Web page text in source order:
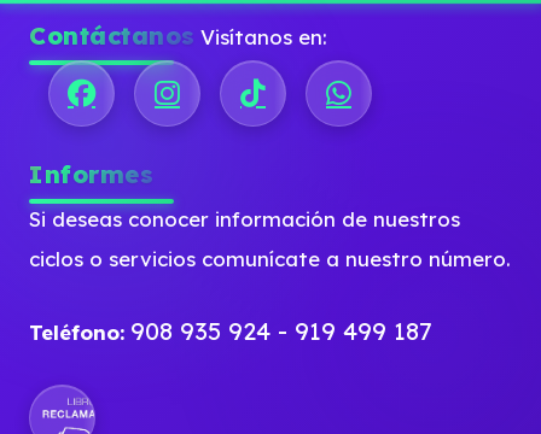
Contáctanos Visítanos en:
Informes
Si deseas conocer información de nuestros
ciclos o servicios comunícate a nuestro número.
Teléfono: 908 935 924 - 919 499 187